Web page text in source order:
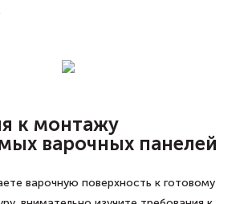
к монтажу
варочных панелей
варочную поверхность к готовому